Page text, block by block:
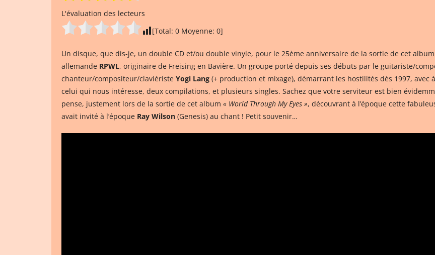
L'évaluation des lecteurs
[Total: 0 Moyenne: 0]
Un disque, que dis-je, un double CD et/ou double vinyle, pour le 25ème anniversaire de la sortie de cet
allemande RPWL, originaire de Freising en Bavière. Un groupe porté depuis ses débuts par le guitariste/
chanteur/compositeur/claviériste Yogi Lang (+ production et mixage), démarrant les hostilités dès 1997, avec
celui qui nous intéresse, deux compilations, et plusieurs singles. Sachez que votre serviteur est bien
pense, justement lors de la sortie de cet album « World Through My Eyes », découvrant à l’époque cette
avait invité à l’époque Ray Wilson (Genesis) au chant ! Petit souvenir…